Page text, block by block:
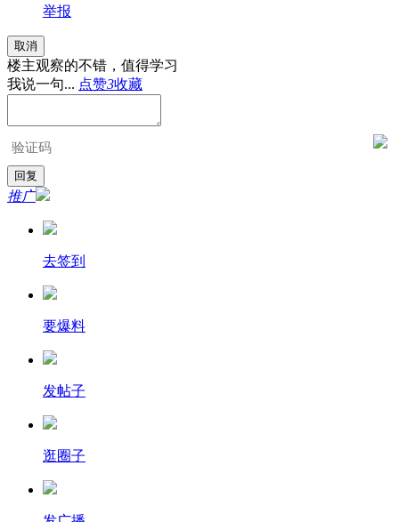
举报
取消
楼主观察的不错，值得学习
我说一句... 点赞3收藏
推广
去签到
要爆料
发帖子
逛圈子